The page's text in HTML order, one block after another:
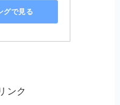
グで見る
ンク